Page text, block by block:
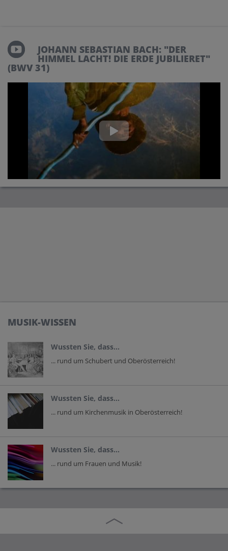
JOHANN SEBASTIAN BACH: "DER
HIMMEL LACHT! DIE ERDE JUBILIERET"
(BWV 31)
MUSIK-WISSEN
Wussten Sie, dass...
... rund um Schubert und Oberösterreich!
Wussten Sie, dass...
... rund um Kirchenmusik in Oberösterreich!
Wussten Sie, dass...
... rund um Frauen und Musik!